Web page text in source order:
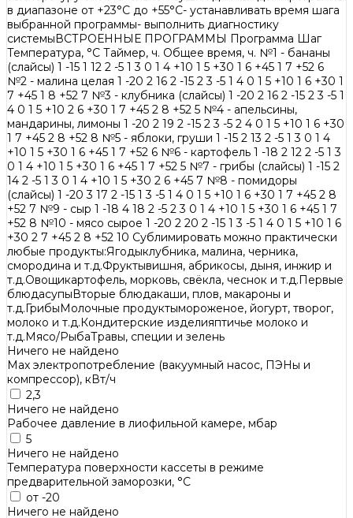
в диапазоне от +23°C до +55°C- устанавливать время шага
выбранной программы- выполнить диагностику
системыВСТРОЕННЫЕ ПРОГРАММЫ Программа Шаг
Температура, °C Таймер, ч. Общее время, ч. №1 - бананы
(слайсы) 1 -15 1 12 2 -5 1 3 0 1 4 +10 1 5 +30 1 6 +45 1 7 +52 6
№2 - малина целая 1 -20 2 16 2 -15 2 3 -5 1 4 0 1 5 +10 1 6 +30 1
7 +45 1 8 +52 7 №3 - клубника (слайсы) 1 -20 2 16 2 -15 2 3 -5 1
4 0 1 5 +10 2 6 +30 1 7 +45 2 8 +52 5 №4 - апельсины,
мандарины, лимоны 1 -20 2 19 2 -15 2 3 -5 2 4 0 1 5 +10 1 6 +30
1 7 +45 2 8 +52 8 №5 - яблоки, груши 1 -15 2 13 2 -5 1 3 0 1 4
+10 1 5 +30 1 6 +45 1 7 +52 6 №6 - картофель 1 -18 2 12 2 -5 1 3
0 1 4 +10 1 5 +30 1 6 +45 1 7 +52 5 №7 - грибы (слайсы) 1 -15 2
14 2 -5 1 3 0 1 4 +10 1 5 +30 2 6 +45 7 №8 - помидоры
(слайсы) 1 -20 3 17 2 -15 1 3 -5 1 4 0 1 5 +10 1 6 +30 1 7 +45 2 8
+52 7 №9 - сыр 1 -18 4 18 2 -5 2 3 0 1 4 +10 1 5 +30 1 6 +45 1 7
+52 8 №10 - мясо сырое 1 -20 2 20 2 -15 1 3 -5 1 4 0 1 5 +10 1 6
+30 2 7 +45 2 8 +52 10 Сублимировать можно практически
любые продукты:Ягодыклубника, малина, черника,
смородина и т.д.Фруктывишня, абрикосы, дыня, инжир и
т.д.Овощикартофель, морковь, свёкла, чеснок и т.д.Первые
блюдасупыВторые блюдакаши, плов, макароны и
т.д.ГрибыМолочные продуктымороженое, йогурт, творог,
молоко и т.д.Кондитерские изделияптичье молоко и
т.д.Мясо/РыбаТравы, специи и зелень
Ничего не найдено
Max электропотребление (вакуумный насос, ПЭНы и
компрессор), кВт/ч
2,3
Ничего не найдено
Рабочее давление в лиофильной камере, мбар
5
Ничего не найдено
Температура поверхности кассеты в режиме
предварительной заморозки, °C
от -20
Ничего не найдено